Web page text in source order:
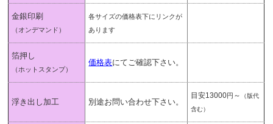
金銀印刷
（オンデマンド）
各サイズの価格表下にリンクが
あります
箔押し
（ホットスタンプ）
価格表にてご確認下さい。
浮き出し加工 別途お問い合わせ下さい。
目安13000円 ～
（版代
含む）